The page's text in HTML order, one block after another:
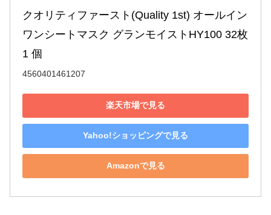
クオリティファースト(Quality 1st) オールイン
ワンシートマスク グランモイストHY100 32枚
1 個
4560401461207
楽天市場で見る
Yahoo!ショッピングで見る
Amazonで見る